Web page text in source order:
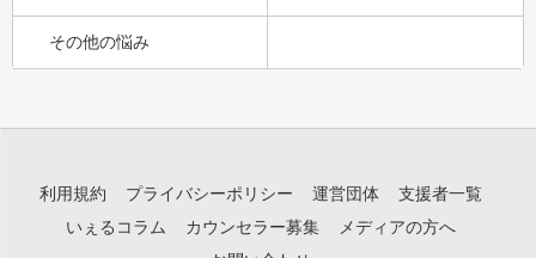
その他の悩み
利用規約 プライバシーポリシー 運営団体
支援者一覧
いぇるコラム
カウンセラー募集
メディアの方へ